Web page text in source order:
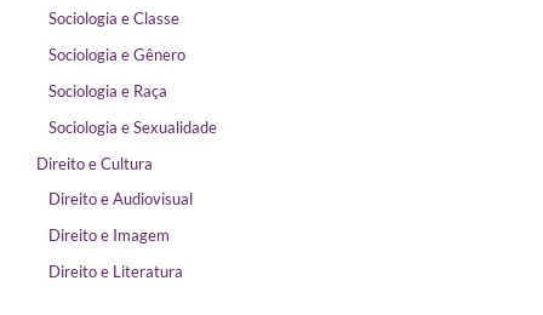
Sociologia e Classe
Sociologia e Gênero
Sociologia e Raça
Sociologia e Sexualidade
Direito e Cultura
Direito e Audiovisual
Direito e Imagem
Direito e Literatura